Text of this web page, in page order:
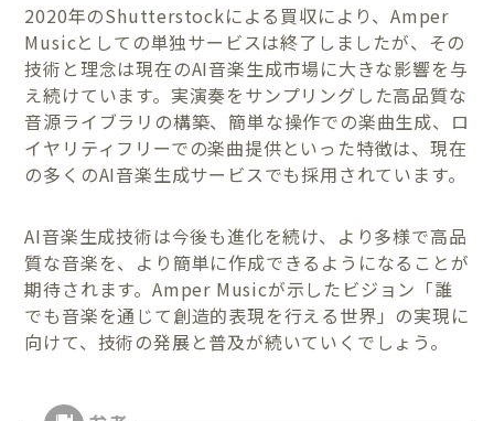
2020年のShutterstockによる買収により、Amper
Musicとしての単独サービスは終了しましたが、その
技術と理念は現在のAI音楽生成市場に大きな影響を与
え続けています。実演奏をサンプリングした高品質な
音源ライブラリの構築、簡単な操作での楽曲生成、ロ
イヤリティフリーでの楽曲提供といった特徴は、現在
の多くのAI音楽生成サービスでも採用されています。
AI音楽生成技術は今後も進化を続け、より多様で高品
質な音楽を、より簡単に作成できるようになることが
期待されます。Amper Musicが示したビジョン「誰
でも音楽を通じて創造的表現を行える世界」の実現に
向けて、技術の発展と普及が続いていくでしょう。